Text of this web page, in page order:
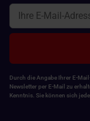
Durch die Angabe Ihrer E-
Newsletter per E-Mail zu
Kenntnis. Sie können sich